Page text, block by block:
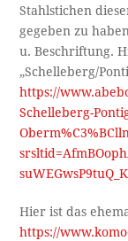
Stahlstichen
gegeben zu
u. Beschriftung.
„Schelleberg/
https://
Schelleberg-
Hier ist das
https://